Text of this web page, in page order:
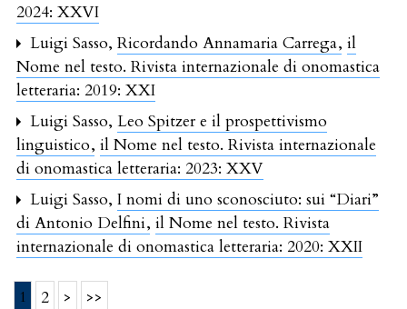
2024: XXVI
Luigi Sasso, Ricordando Annamaria Carrega, il
Nome nel testo. Rivista internazionale di onomastica
letteraria: 2019: XXI
Luigi Sasso, Leo Spitzer e il prospettivismo
linguistico, il Nome nel testo. Rivista internazionale
di onomastica letteraria: 2023: XXV
Luigi Sasso, I nomi di uno sconosciuto: sui “Diari”
di Antonio Delfini, il Nome nel testo. Rivista
internazionale di onomastica letteraria: 2020: XXII
1 2 > >>